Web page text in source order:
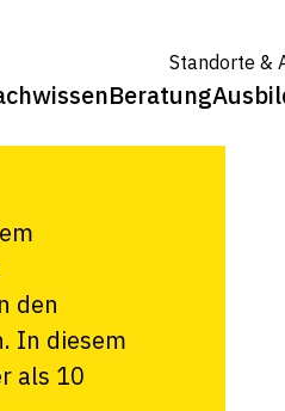
Standorte &
Beratung
den
In diesem
als 10